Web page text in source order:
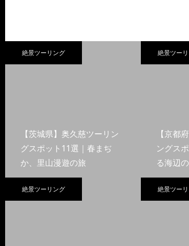
絶景ツーリング
【茨城県】奥久慈ツーリン
グスポット11選｜春まぢ
か、里山漫遊の旅
絶景ツー
【京都
ングス
る海辺
絶景ツーリング 絶景ツー